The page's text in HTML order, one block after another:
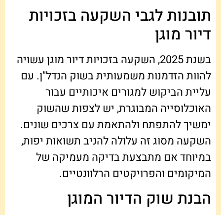
תובנות לגבי השקעה בזכויות
דיור מוגן
בשנת 2025, השקעה בזכויות דיור מוגן עשויה
להוות הזדמנות משמעותית בשוק הנדל"ן. עם
עליית הביקוש למגורים איכותיים עבור
האוכלוסייה המבוגרת, יש לצפות שהשוק
ימשיך להתפתח ולהתאמת עם צרכים שונים.
השקעה מסוג זה עלולה להניב תשואות יפות,
במיוחד אם מתבצעת בדיקה מעמיקה של
המיקומים והפרויקטים הרלוונטיים.
הבנת שוק הדיור המוגן